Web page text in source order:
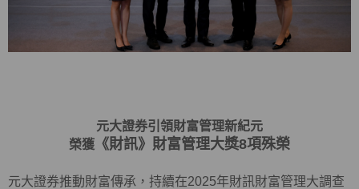
元大證券引領財富管理新紀元
榮獲 《財訊》財富管理大獎8項殊榮
元大證券推動財富傳承，持續在2025年財訊財富管理大調查